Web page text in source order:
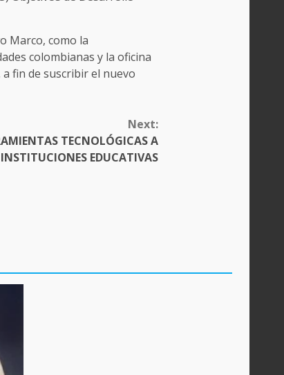
Marco, como la
colombianas y la oficina
fin de suscribir el nuevo
Next:
TECNOLÓGICAS A
INSTITUCIONES EDUCATIVAS